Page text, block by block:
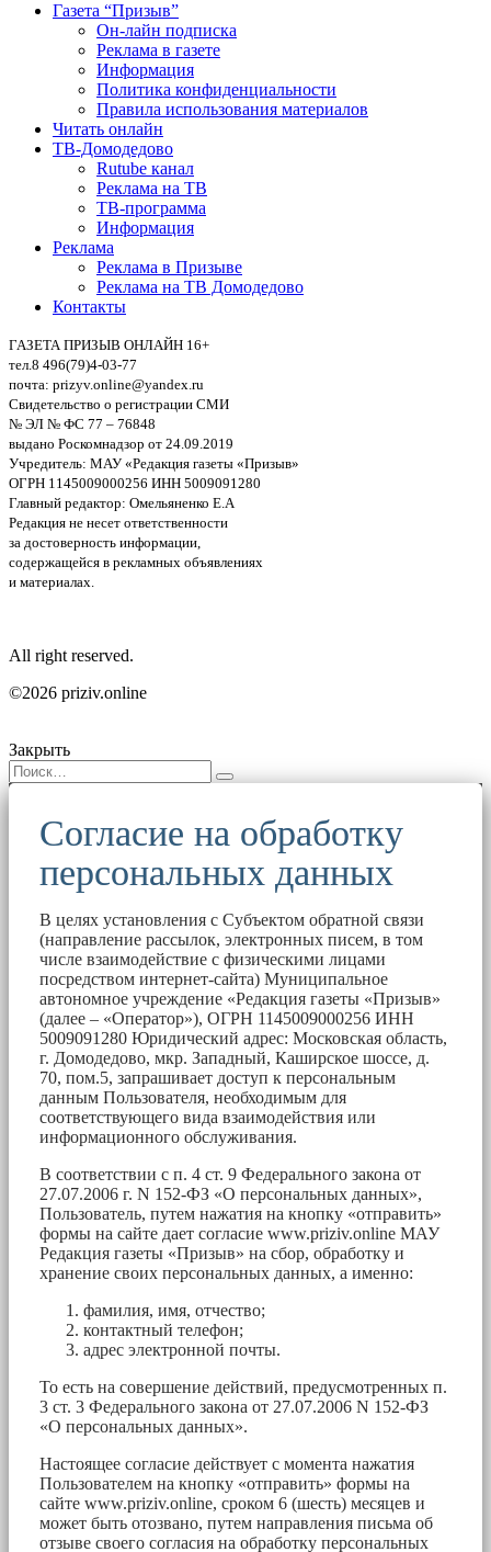
Газета “Призыв”
Он-лайн подписка
Реклама в газете
Информация
Политика конфиденциальности
Правила использования материалов
Читать онлайн
ТВ-Домодедово
Rutube канал
Реклама на ТВ
ТВ-программа
Информация
Реклама
Реклама в Призыве
Реклама на ТВ Домодедово
Контакты
ГАЗЕТА ПРИЗЫВ ОНЛАЙН 16+
тел.8 496(79)4-03-77
почта: prizyv.online@yandex.ru
Свидетельство о регистрации СМИ
№ ЭЛ № ФС 77 – 76848
выдано Роскомнадзор от 24.09.2019
Учредитель: МАУ «Редакция газеты «Призыв»
ОГРН 1145009000256 ИНН 5009091280
Главный редактор: Омельяненко Е.А
Редакция не несет ответственности
за достоверность информации,
содержащейся в рекламных объявлениях
и материалах.
All right reserved.
©2026 priziv.online
Закрыть
Согласие на обработку
персональных данных
В целях установления с Субъектом обратной связи
(направление рассылок, электронных писем, в том
числе взаимодействие с физическими лицами
посредством интернет-сайта) Муниципальное
автономное учреждение «Редакция газеты «Призыв»
(далее – «Оператор»), ОГРН 1145009000256 ИНН
5009091280 Юридический адрес: Московская область,
г. Домодедово, мкр. Западный, Каширское шоссе, д.
70, пом.5, запрашивает доступ к персональным
данным Пользователя, необходимым для
соответствующего вида взаимодействия или
информационного обслуживания.
В соответствии с п. 4 ст. 9 Федерального закона от
27.07.2006 г. N 152-ФЗ «О персональных данных»,
Пользователь, путем нажатия на кнопку «отправить»
формы на сайте дает согласие www.priziv.online МАУ
Редакция газеты «Призыв» на сбор, обработку и
хранение своих персональных данных, а именно:
фамилия, имя, отчество;
контактный телефон;
адрес электронной почты.
То есть на совершение действий, предусмотренных п.
3 ст. 3 Федерального закона от 27.07.2006 N 152-ФЗ
«О персональных данных».
Настоящее согласие действует с момента нажатия
Пользователем на кнопку «отправить» формы на
сайте www.priziv.online, сроком 6 (шесть) месяцев и
может быть отозвано, путем направления письма об
отзыве своего согласия на обработку персональных